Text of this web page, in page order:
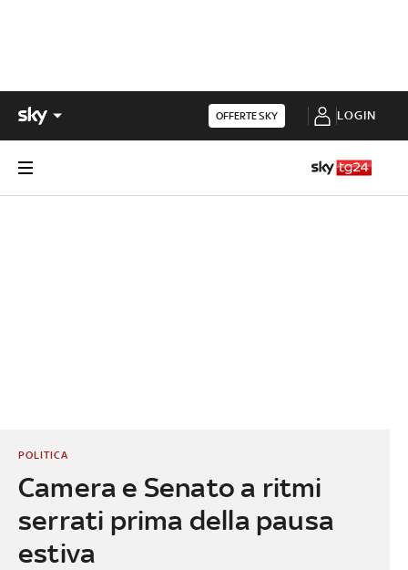
OFFERTE SKY LOGIN
Camera e Senato a ritmi
serrati prima della pausa
estiva
POLITICA